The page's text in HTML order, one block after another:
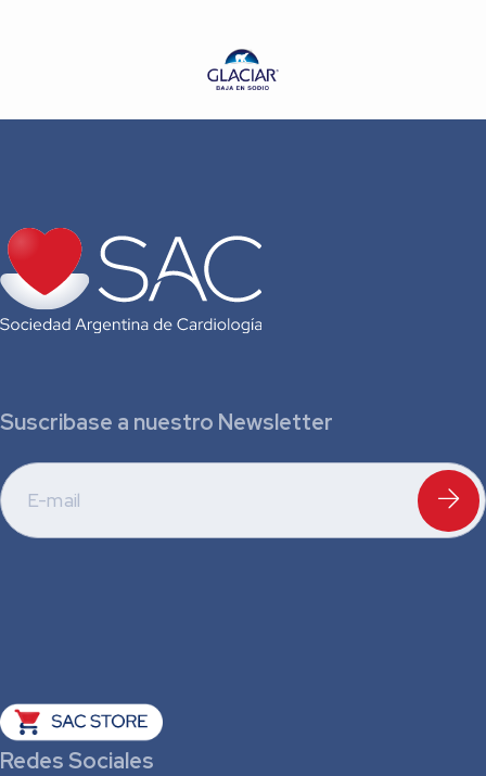
Suscribase a nuestro Newsletter
Redes Sociales